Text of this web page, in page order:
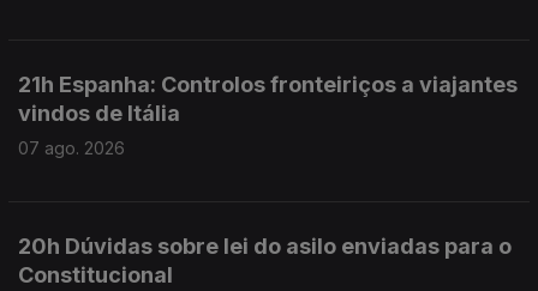
21h Espanha: Controlos fronteiriços a viajantes
vindos de Itália
07 ago. 2026
20h Dúvidas sobre lei do asilo enviadas para o
Constitucional